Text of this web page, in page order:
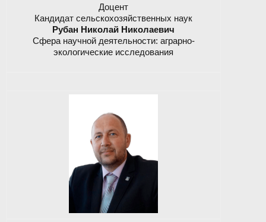
Доцент
Кандидат сельскохозяйственных наук
Рубан Николай Николаевич
Сфера научной деятельности: аграрно-
экологические исследования